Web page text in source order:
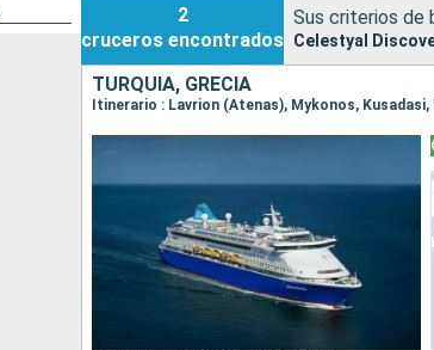
2
cruceros encontrados
Sus criterios de
Celestyal
TURQUÍA, GRECIA
Itinerario : Lavrion (Atenas), Mykonos,